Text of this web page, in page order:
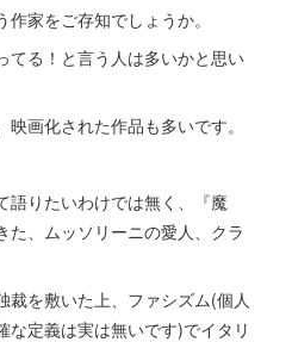
家をご存知でしょうか。
てる！と言う人は多いかと思い
画化された作品も多いです。
語りたいわけでは無く、『魔
た、ムッソリーニの愛人、クラ
裁を敷いた上、ファシズム(個人
な定義は実は無いです)でイタリ